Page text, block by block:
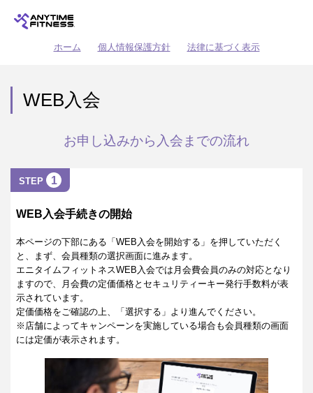
ホーム 個人情報保護方針 法律に基づく表示
WEB入会
お申し込みから入会までの流れ
STEP 1
WEB入会手続きの開始
本ページの下部にある「WEB入会を開始する」を押していただく
と、まず、会員種類の選択画面に進みます。
エニタイムフィットネスWEB入会では月会費会員のみの対応となり
ますので、月会費の定価価格とセキュリティーキー発行手数料が表
示されています。
定価価格をご確認の上、「選択する」より進んでください。
※店舗によってキャンペーンを実施している場合も会員種類の画面
には定価が表示されます。